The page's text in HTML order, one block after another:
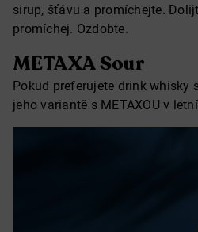
sirup, šťávu a promíchejte.
promíchej. Ozdobte.
METAXA Sour
Pokud preferujete drink whisky
jeho variantě s METAXOU v